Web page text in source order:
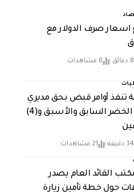
اسعار صرف الدولار مع
6 مشاهدات
تنفذ أوامر قبض بحق مديري
بلدية الخضر السابق والأسبق و(4)
21 مشاهدات
القائد العام يصدر
حول خطة تأمين زيارة